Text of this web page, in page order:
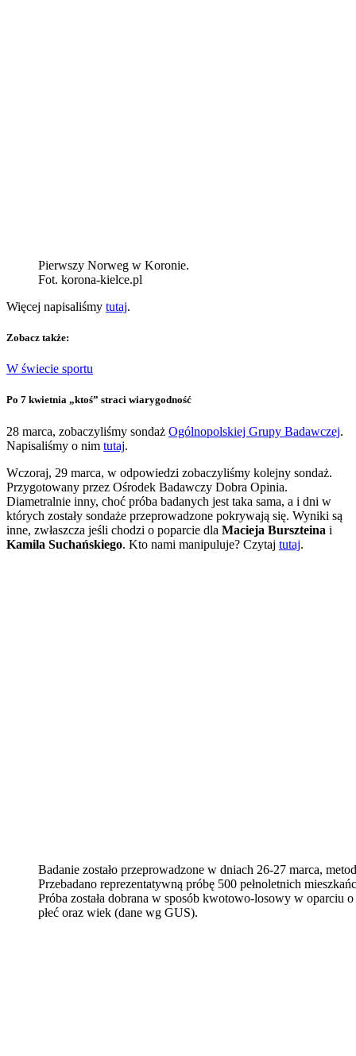
Pierwszy Norweg w Koronie.
Fot. korona-kielce.pl
Więcej napisaliśmy tutaj.
Zobacz także:
W świecie sportu
Po 7 kwietnia „ktoś” straci wiarygodność
28 marca, zobaczyliśmy sondaż Ogólnopolskiej Grupy Badawczej.
Napisaliśmy o nim tutaj.
Wczoraj, 29 marca, w odpowiedzi zobaczyliśmy kolejny sondaż.
Przygotowany przez Ośrodek Badawczy Dobra Opinia.
Diametralnie inny, choć próba badanych jest taka sama, a i dni w
których zostały sondaże przeprowadzone pokrywają się. Wyniki są
inne, zwłaszcza jeśli chodzi o poparcie dla Macieja Burszteina i
Kamila Suchańskiego. Kto nami manipuluje? Czytaj tutaj.
Badanie zostało przeprowadzone w dniach 26-27 marca,
Przebadano reprezentatywną próbę 500 pełnoletnich
Próba została dobrana w sposób kwotowo-losowy w oparciu
płeć oraz wiek (dane wg GUS).